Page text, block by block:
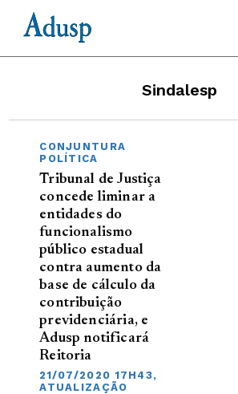
Sindalesp
CONJUNTURA
POLÍTICA
Tribunal de Justiça
concede liminar a
entidades do
funcionalismo
público estadual
contra aumento da
base de cálculo da
contribuição
previdenciária, e
Adusp notificará
Reitoria
21/07/2020 17H43,
ATUALIZAÇÃO